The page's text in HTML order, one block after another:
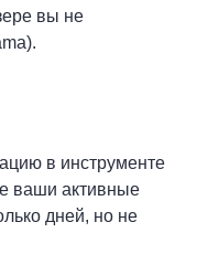
вы не
в инструменте
ваши активные
дней, но не